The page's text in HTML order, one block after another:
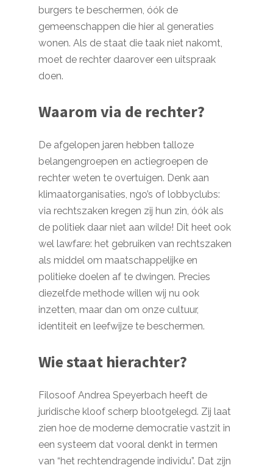
burgers te beschermen, óók de
gemeenschappen die hier al generaties
wonen. Als de staat die taak niet nakomt,
moet de rechter daarover een uitspraak
doen.
Waarom via de rechter?
De afgelopen jaren hebben talloze
belangengroepen en actiegroepen de
rechter weten te overtuigen. Denk aan
klimaatorganisaties, ngo’s of lobbyclubs:
via rechtszaken kregen zij hun zin, óók als
de politiek daar niet aan wilde! Dit heet ook
wel lawfare: het gebruiken van rechtszaken
als middel om maatschappelijke en
politieke doelen af te dwingen. Precies
diezelfde methode willen wij nu ook
inzetten, maar dan om onze cultuur,
identiteit en leefwijze te beschermen.
Wie staat hierachter?
Filosoof Andrea Speyerbach heeft de
juridische kloof scherp blootgelegd. Zij laat
zien hoe de moderne democratie vastzit in
een systeem dat vooral denkt in termen
van “het rechtendragende individu”. Dat zijn